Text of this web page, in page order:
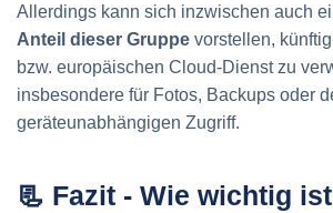
Allerdings kann sich inzwischen auch
Anteil dieser Gruppe vorstellen,
bzw. europäischen Cloud‑Dienst zu
insbesondere für Fotos, Backups oder
geräteunabhängigen Zugriff.
📃 Fazit - Wie wichtig